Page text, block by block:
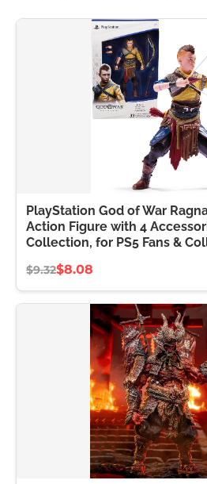
PlayStation God of War
Action Figure with 4
Collection, for PS5 Fans &
$9.32$8.08